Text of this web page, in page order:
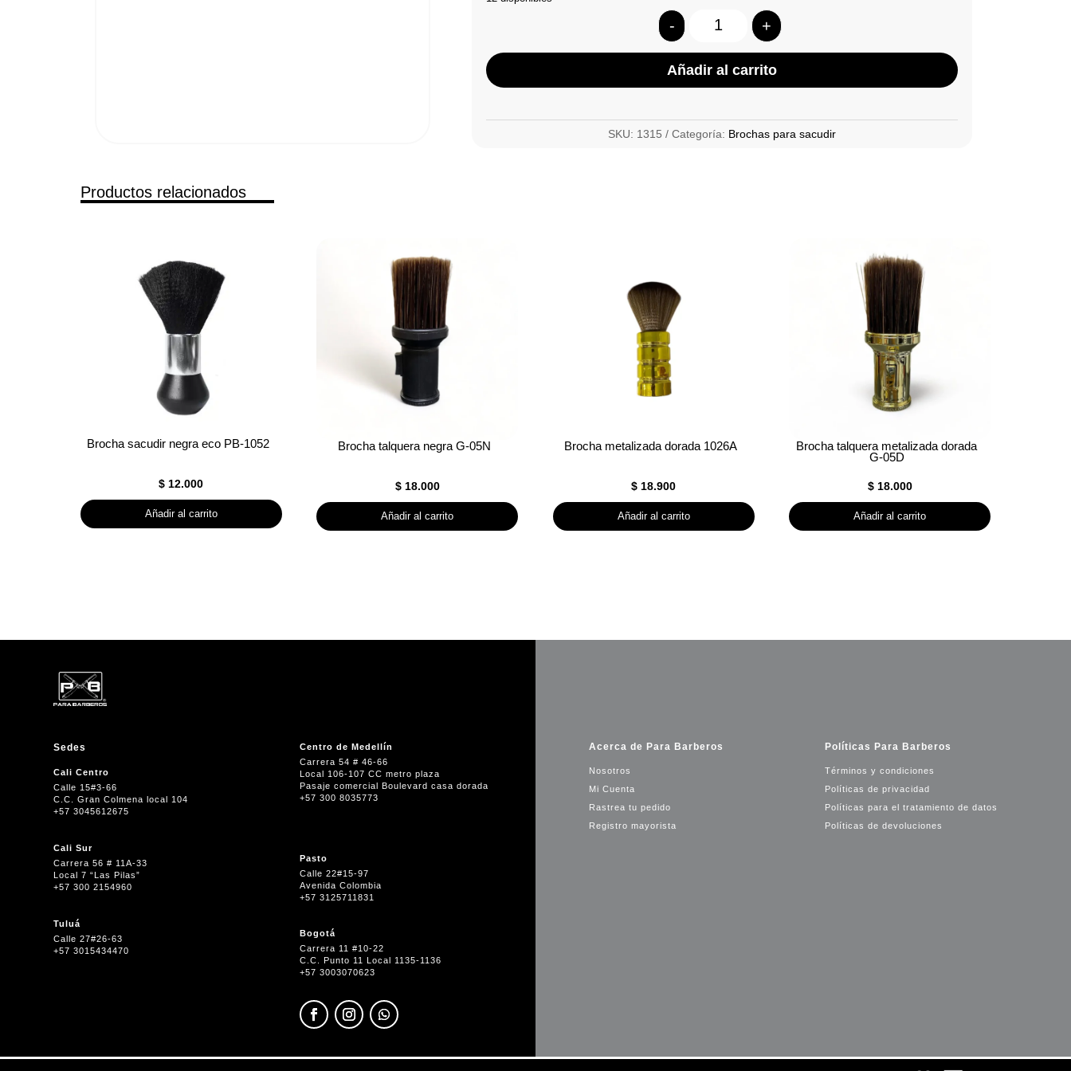
Quantity
- +
Añadir al carrito
SKU: 1315 Categoría: Brochas para sacudir
Productos relacionados
Brocha sacudir negra eco PB-1052
$ 12.000
Añadir al carrito
Brocha talquera negra G-05N
$18.000
Añadir al carrito
Brocha metalizada dorada 1026A
$ 18.900
Añadir al carrito
Brocha talquera metalizada dorada
G-05D
$18.000
Añadir al carrito
Sedes
Cali Centro
Calle 15#3-66
C.C. Gran Colmena local 104
+57 3045612675
Cali Sur
Carrera 56 # 11A-33
Local 7 “Las Pilas”
+57 300 2154960
Tuluá
Calle 27#26-63
+57 3015434470
Centro de Medellín
Carrera 54 # 46-66
Local 106-107 CC metro plaza
Pasaje comercial Boulevard casa dorada
+57 300 8035773
Pasto
Calle 22#15-97
Avenida Colombia
+57 3125711831
Bogotá
Carrera 11 #10-22
C.C. Punto 11 Local 1135-1136
+57 3003070623
Acerca de Para Barberos
Nosotros
Mi Cuenta
Rastrea tu pedido
Registro mayorista
Políticas Para Barberos
Términos y condiciones
Políticas de privacidad
Políticas para el tratamiento de datos
Políticas de devoluciones